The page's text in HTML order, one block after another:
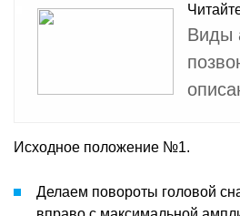
Виды
Исходное положение №1.
Делаем повороты головой